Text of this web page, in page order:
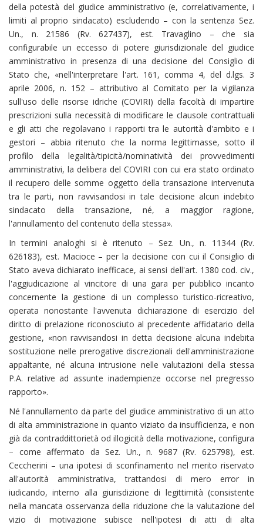
della potestà del giudice amministrativo (e, correlativamente, i
limiti al proprio sindacato) escludendo – con la sentenza Sez.
Un., n. 21586 (Rv. 627437), est. Travaglino – che sia
configurabile un eccesso di potere giurisdizionale del giudice
amministrativo in presenza di una decisione del Consiglio di
Stato che, «nell'interpretare l'art. 161, comma 4, del d.lgs. 3
aprile 2006, n. 152 – attributivo al Comitato per la vigilanza
sull'uso delle risorse idriche (COVIRI) della facoltà di impartire
prescrizioni sulla necessità di modificare le clausole contrattuali
e gli atti che regolavano i rapporti tra le autorità d'ambito e i
gestori – abbia ritenuto che la norma legittimasse, sotto il
profilo della legalità/tipicità/nominatività dei provvedimenti
amministrativi, la delibera del COVIRI con cui era stato ordinato
il recupero delle somme oggetto della transazione intervenuta
tra le parti, non ravvisandosi in tale decisione alcun indebito
sindacato della transazione, né, a maggior ragione,
l'annullamento del contenuto della stessa».
In termini analoghi si è ritenuto – Sez. Un., n. 11344 (Rv.
626183), est. Macioce – per la decisione con cui il Consiglio di
Stato aveva dichiarato inefficace, ai sensi dell'art. 1380 cod. civ.,
l'aggiudicazione al vincitore di una gara per pubblico incanto
concernente la gestione di un complesso turistico-ricreativo,
operata nonostante l'avvenuta dichiarazione di esercizio del
diritto di prelazione riconosciuto al precedente affidatario della
gestione, «non ravvisandosi in detta decisione alcuna indebita
sostituzione nelle prerogative discrezionali dell'amministrazione
appaltante, né alcuna intrusione nelle valutazioni della stessa
P.A. relative ad assunte inadempienze occorse nel pregresso
rapporto».
Né l'annullamento da parte del giudice amministrativo di un atto
di alta amministrazione in quanto viziato da insufficienza, e non
già da contraddittorietà od illogicità della motivazione, configura
– come affermato da Sez. Un., n. 9687 (Rv. 625798), est.
Ceccherini – una ipotesi di sconfinamento nel merito riservato
all'autorità amministrativa, trattandosi di mero error in
iudicando, interno alla giurisdizione di legittimità (consistente
nella mancata osservanza della riduzione che la valutazione del
vizio di motivazione subisce nell'ipotesi di atti di alta